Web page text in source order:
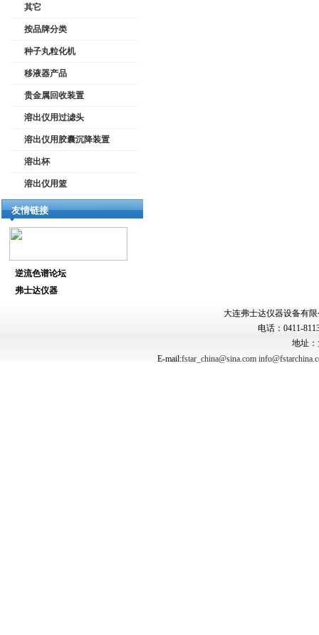
其它
按品牌分类
种子丸粒化机
移液器产品
贵金属回收装置
溶出仪用过滤头
溶出仪用胶囊沉降装置
溶出杯
溶出仪用篮
大连弗士达仪器设备有限
电话：0411-
地址
E-mail:fstar_china@sina.com